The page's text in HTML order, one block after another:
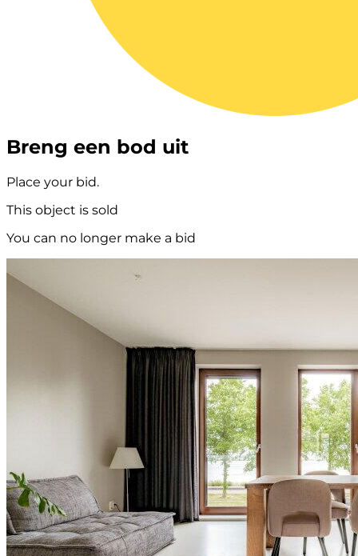
Breng een bod uit
Place your bid.
This object is sold
You can no longer make a bid